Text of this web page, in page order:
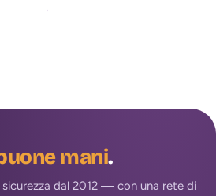
mani.
dal 2012 — con una rete di